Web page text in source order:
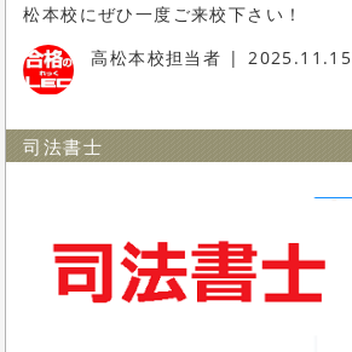
松本校にぜひ一度ご来校下さい！
高松本校担当者
2025.11.15
司法書士